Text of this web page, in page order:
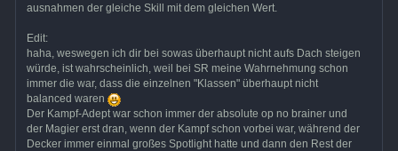
ausnahmen der gleiche Skill mit dem gleichen Wert.
Edit:
haha, weswegen ich dir bei sowas überhaupt nicht aufs Dach steigen
würde, ist wahrscheinlich, weil bei SR meine Wahrnehmung schon
immer die war, dass die einzelnen "Klassen" überhaupt nicht
balanced waren
Der Kampf-Adept war schon immer der absolute op no brainer und
der Magier erst dran, wenn der Kampf schon vorbei war, während der
Decker immer einmal großes Spotlight hatte und dann den Rest der